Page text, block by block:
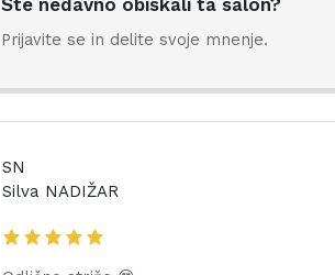
Ste nedavno obiskali ta salon?
Prijavite se in delite svoje mnenje.
SN
Silva NADIŽAR